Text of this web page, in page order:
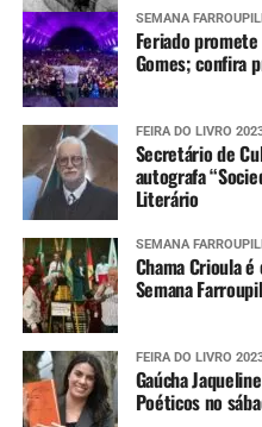
SEMANA
Feriado
Gomes; confira
FEIRA DO LIVRO
Secretário de
autografa
Literário
SEMANA
Chama Crioula
Semana
FEIRA DO LIVRO
Gaúcha
Poéticos no